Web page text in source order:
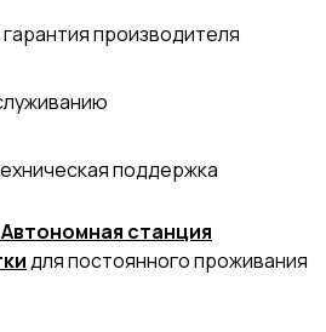
производителя
поддержка
станция
для постоянного проживания